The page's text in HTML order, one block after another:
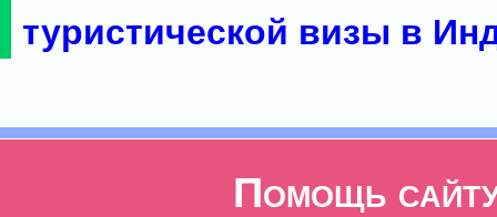
туристической визы в
Помощь